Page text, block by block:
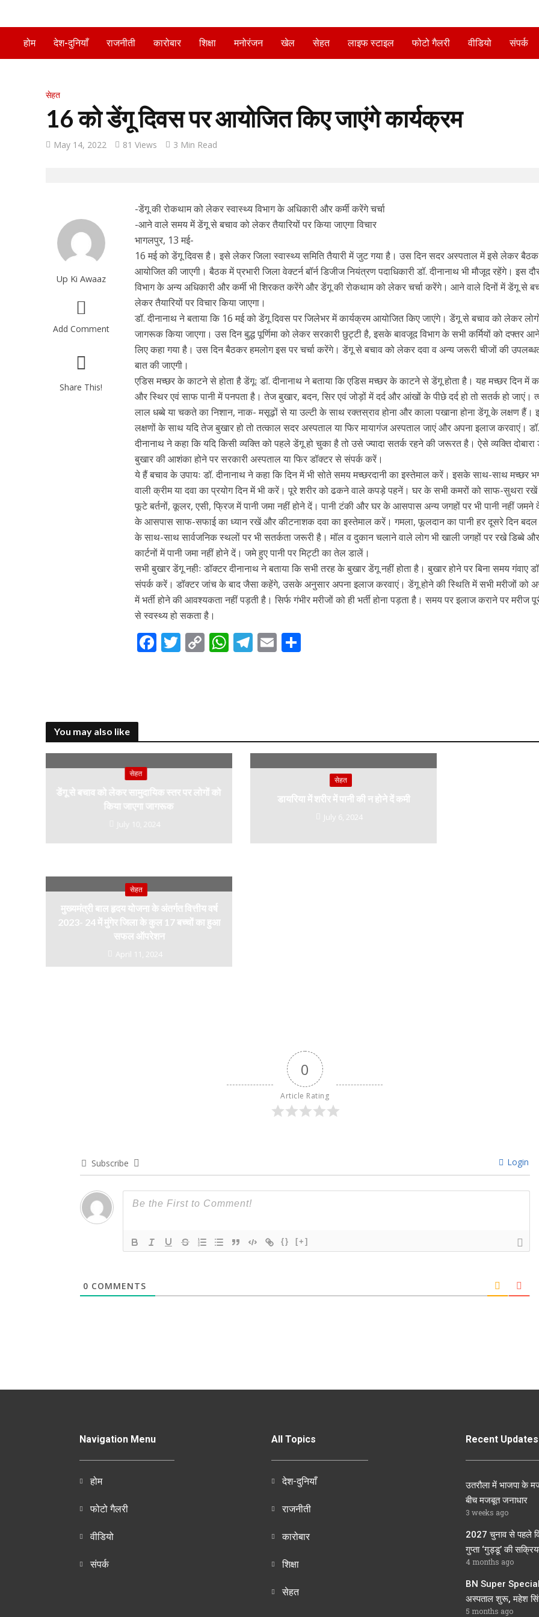
होम देश-दुनियाँ राजनीती कारोबार शिक्षा मनोरंजन खेल सेहत लाइफ स्टाइल फोटो गैलरी वीडियो संपर्क
सेहत
16 को डेंगू दिवस पर आयोजित किए जाएंगे कार्यक्रम
May 14, 2022 81 Views 3 Min Read
Up Ki Awaaz
Add Comment
Share This!
-डेंगू की रोकथाम को लेकर स्वास्थ्य विभाग के अधिकारी और कर्मी करेंगे चर्चा
-आने वाले समय में डेंगू से बचाव को लेकर तैयारियों पर किया जाएगा विचार
भागलपुर, 13 मई-
16 मई को डेंगू दिवस है। इसे लेकर जिला स्वास्थ्य समिति तैयारी में जुट गया है। उस दिन सदर अस्पताल में इसे लेकर बैठक
आयोजित की जाएगी। बैठक में प्रभारी जिला वेक्टर्न बॉर्न डिजीज नियंत्रण पदाधिकारी डॉ. दीनानाथ भी मौजूद रहेंगे। इस
विभाग के अन्य अधिकारी और कर्मी भी शिरकत करेंगे और डेंगू की रोकथाम को लेकर चर्चा करेंगे। आने वाले दिनों में डेंगू से
लेकर तैयारियों पर विचार किया जाएगा।
डॉ. दीनानाथ ने बताया कि 16 मई को डेंगू दिवस पर जिलेभर में कार्यक्रम आयोजित किए जाएंगे। डेंगू से बचाव को लेकर
जागरूक किया जाएगा। उस दिन बुद्ध पूर्णिमा को लेकर सरकारी छुट्टी है, इसके बावजूद विभाग के सभी कर्मियों को दफ्तर
लिए कहा गया है। उस दिन बैठकर हमलोग इस पर चर्चा करेंगे। डेंगू से बचाव को लेकर दवा व अन्य जरूरी चीजों की
बात की जाएगी।
एडिस मच्छर के काटने से होता है डेंगूः डॉ. दीनानाथ ने बताया कि एडिस मच्छर के काटने से डेंगू होता है। यह मच्छर दिन में
और स्थिर एवं साफ पानी में पनपता है। तेज बुखार, बदन, सिर एवं जोड़ों में दर्द और आंखों के पीछे दर्द हो तो सतर्क हो जाएं।
लाल धब्बे या चकते का निशान, नाक- मसूढ़ों से या उल्टी के साथ रक्तस्राव होना और काला पखाना होना डेंगू के लक्षण हैं।
लक्षणों के साथ यदि तेज बुखार हो तो तत्काल सदर अस्पताल या फिर मायागंज अस्पताल जाएं और अपना इलाज करवाएं। डॉ.
दीनानाथ ने कहा कि यदि किसी व्यक्ति को पहले डेंगू हो चुका है तो उसे ज्यादा सतर्क रहने की जरूरत है। ऐसे व्यक्ति दोबारा
बुखार की आशंका होने पर सरकारी अस्पताल या फिर डॉक्टर से संपर्क करें।
ये हैं बचाव के उपायः डॉ. दीनानाथ ने कहा कि दिन में भी सोते समय मच्छरदानी का इस्तेमाल करें। इसके साथ-साथ मच्छर
वाली क्रीम या दवा का प्रयोग दिन में भी करें। पूरे शरीर को ढकने वाले कपड़े पहनें। घर के सभी कमरों को साफ-सुथरा
फूटे बर्तनों, कूलर, एसी, फ्रिज में पानी जमा नहीं होने दें। पानी टंकी और घर के आसपास अन्य जगहों पर भी पानी नहीं जमने
के आसपास साफ-सफाई का ध्यान रखें और कीटनाशक दवा का इस्तेमाल करें। गमला, फूलदान का पानी हर दूसरे दिन
के साथ-साथ सार्वजनिक स्थलों पर भी सतर्कता जरूरी है। मॉल व दुकान चलाने वाले लोग भी खाली जगहों पर रखे डिब्बे और
कार्टनों में पानी जमा नहीं होने दें। जमे हुए पानी पर मिट्टी का तेल डालें।
सभी बुखार डेंगू नहीः डॉक्टर दीनानाथ ने बताया कि सभी तरह के बुखार डेंगू नहीं होता है। बुखार होने पर बिना समय गंवाए
संपर्क करें। डॉक्टर जांच के बाद जैसा कहेंगे, उसके अनुसार अपना इलाज करवाएं। डेंगू होने की स्थिति में सभी मरीजों को
में भर्ती होने की आवश्यकता नहीं पड़ती है। सिर्फ गंभीर मरीजों को ही भर्ती होना पड़ता है। समय पर इलाज कराने पर मरीज
से स्वस्थ्य हो सकता है।
F
o
k
T C
n
k
W
p
p
T
m
E
You may also like
सेहत
डेंगू से बचाव को लेकर सामुदायिक स्तर पर लोगों को
किया जाएगा जागरूक
July 10, 2024
सेहत
डायरिया में शरीर में पानी की न होने दें कमी
July 6, 2024
सेहत
मुख्यमंत्री बाल हृदय योजना के अंतर्गत वित्तीय वर्ष
2023- 24 में मुंगेर जिला के कुल 17 बच्चों का हुआ
सफल ऑपरेशन
April 11, 2024
0
Article Rating
Subscribe Login
{} [+]
0 COMMENTS
Navigation Menu
होम
फोटो गैलरी
वीडियो
संपर्क
All Topics
देश-दुनियाँ
राजनीती
कारोबार
शिक्षा
सेहत
Recent Updates
उतरौला में भाजपा के
बीच मजबूत जनाधार
3 weeks ago
2027 चुनाव से पहले
गुप्ता ‘गुड्डू’ की
4 months ago
BN Super
अस्पताल शुरू, महेश
5 months ago